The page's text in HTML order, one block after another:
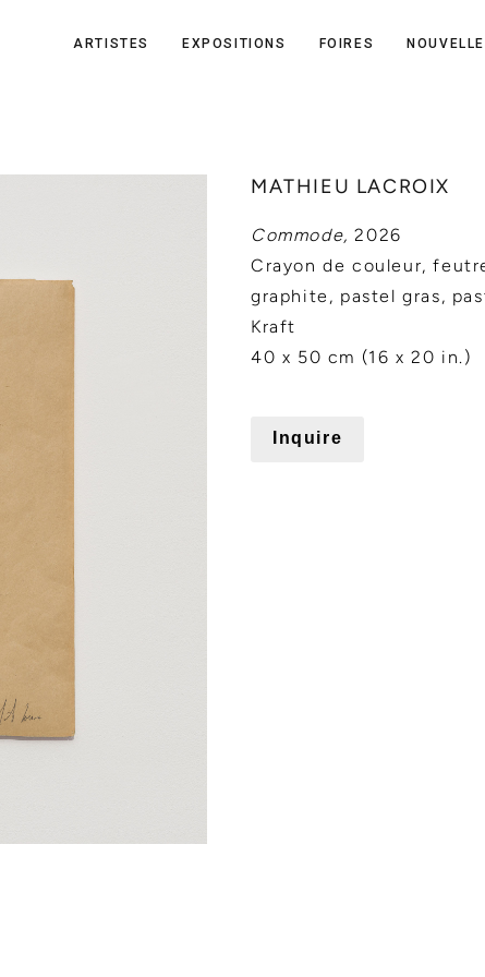
ARTISTES EXPOSITIONS FOIRES
MATHIEU LACROIX
Commode, 2026
Crayon de couleur,
graphite, pastel gras,
Kraft
40 x 50 cm (16 x 20 in.)
Inquire